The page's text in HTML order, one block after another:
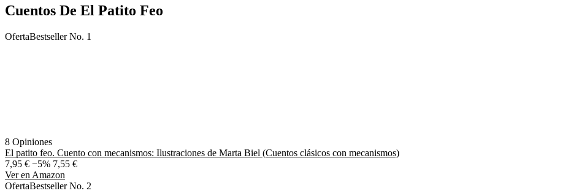
Cuentos De El Patito Feo
OfertaBestseller No. 1
8 Opiniones
El patito feo. Cuento con mecanismos: Ilustraciones de Marta Biel (Cuentos clásicos con mecanismos)
7,95 € −5% 7,55 €
Ver en Amazon
OfertaBestseller No. 2